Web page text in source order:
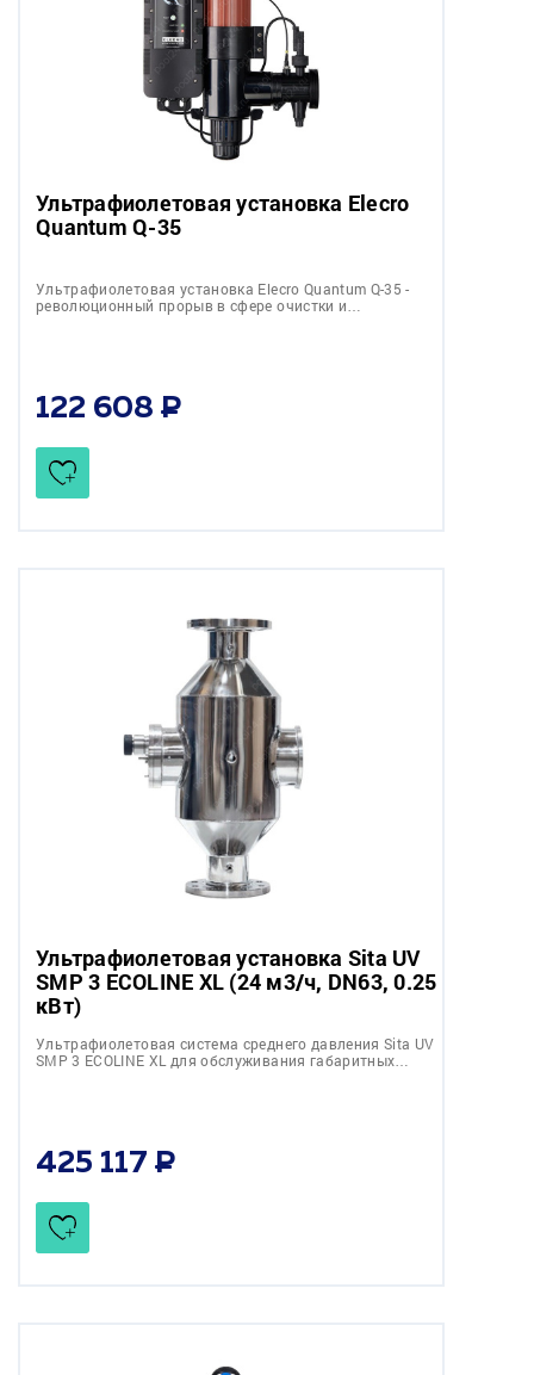
Ультрафиолетовая установка Elecro
Quantum Q-35
Ультрафиолетовая установка Elecro Quantum Q-35 -
революционный прорыв в сфере очистки и…
122 608
Ультрафиолетовая установка Sita UV
SMP 3 ECOLINE XL (24 м3/ч, DN63, 0.25
кВт)
Ультрафиолетовая система среднего давления Sita UV
SMP 3 ECOLINE XL для обслуживания габаритных…
425 117